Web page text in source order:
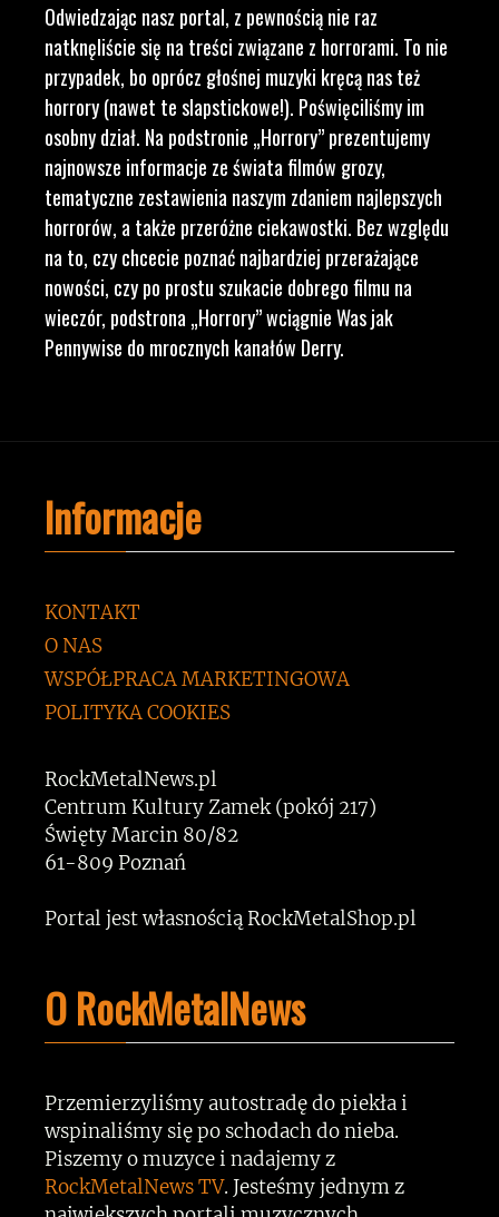
Odwiedzając nasz portal, z pewnością nie raz
natknęliście się na treści związane z horrorami. To nie
przypadek, bo oprócz głośnej muzyki kręcą nas też
horrory (nawet te slapstickowe!). Poświęciliśmy im
osobny dział. Na podstronie „Horrory” prezentujemy
najnowsze informacje ze świata filmów grozy,
tematyczne zestawienia naszym zdaniem najlepszych
horrorów, a także przeróżne ciekawostki. Bez względu
na to, czy chcecie poznać najbardziej przerażające
nowości, czy po prostu szukacie dobrego filmu na
wieczór, podstrona „Horrory” wciągnie Was jak
Pennywise do mrocznych kanałów Derry.
Informacje
KONTAKT
O NAS
WSPÓŁPRACA MARKETINGOWA
POLITYKA COOKIES
RockMetalNews.pl
Centrum Kultury Zamek (pokój 217)
Święty Marcin 80/82
61-809 Poznań
Portal jest własnością RockMetalShop.pl
O RockMetalNews
Przemierzyliśmy autostradę do piekła i
wspinaliśmy się po schodach do nieba.
Piszemy o muzyce i nadajemy z
RockMetalNews TV. Jesteśmy jednym z